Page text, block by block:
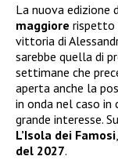
La nuova edizione
maggiore rispetto
vittoria di
sarebbe quella di
settimane che
aperta anche la
in onda nel caso in
grande interesse.
L’Isola dei Famosi
del 2027.